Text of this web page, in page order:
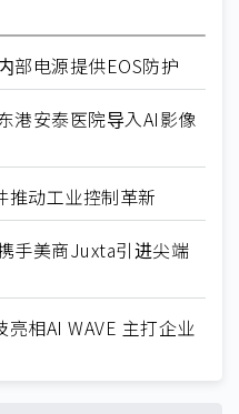
部电源提供EOS防护
港安泰医院导入AI影像
推动工业控制革新
手美商Juxta引进尖端
相AI WAVE 主打企业